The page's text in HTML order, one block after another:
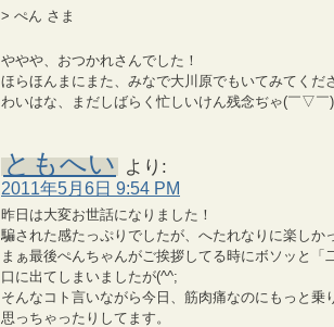
> ぺん さま
ややや、おつかれさんでした！
ほらほんまにまた、みなで大川原でもいてみてくだ
わいはな、まだしばらく忙しいけん残念ぢゃ(￣▽￣
ともへい より:
2011年5月6日 9:54 PM
昨日は大変お世話になりました！
騙された感たっぷりでしたが、へたれなりに楽しか
まぁ最後ぺんちゃんがご挨拶してる時にボソッと「
口に出てしまいましたが(^^;
そんなコト言いながら今日、筋肉痛なのにもっと乗
思っちゃったりしてます。